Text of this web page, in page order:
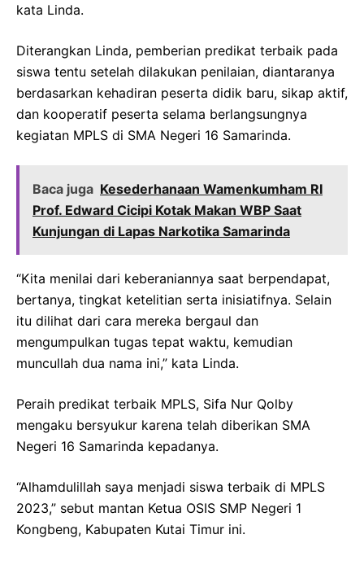
kata Linda.
Diterangkan Linda, pemberian predikat terbaik pada
siswa tentu setelah dilakukan penilaian, diantaranya
berdasarkan kehadiran peserta didik baru, sikap aktif,
dan kooperatif peserta selama berlangsungnya
kegiatan MPLS di SMA Negeri 16 Samarinda.
Baca juga Kesederhanaan Wamenkumham RI
Prof. Edward Cicipi Kotak Makan WBP Saat
Kunjungan di Lapas Narkotika Samarinda
“Kita menilai dari keberaniannya saat berpendapat,
bertanya, tingkat ketelitian serta inisiatifnya. Selain
itu dilihat dari cara mereka bergaul dan
mengumpulkan tugas tepat waktu, kemudian
muncullah dua nama ini,” kata Linda.
Peraih predikat terbaik MPLS, Sifa Nur Qolby
mengaku bersyukur karena telah diberikan SMA
Negeri 16 Samarinda kepadanya.
“Alhamdulillah saya menjadi siswa terbaik di MPLS
2023,” sebut mantan Ketua OSIS SMP Negeri 1
Kongbeng, Kabupaten Kutai Timur ini.